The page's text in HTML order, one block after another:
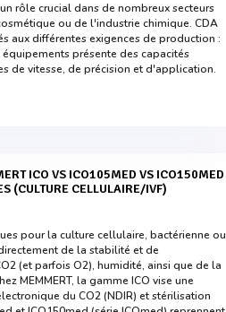
rôle crucial dans de nombreux secteurs
ou de l'industrie chimique. CDA
aux différentes exigences de production :
présente des capacités
de vitesse, de précision et d'application.
(CULTURE CELLULAIRE/IVF)
pour la culture cellulaire, bactérienne ou
de la stabilité et de
(et parfois O2), humidité, ainsi que de la
MEMMERT, la gamme ICO vise une
du CO2 (NDIR) et stérilisation